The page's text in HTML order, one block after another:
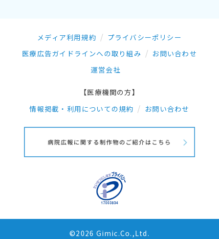
メディア利用規約
プライバシーポリシー
医療広告ガイドラインへの取り組み
お問い合わせ
運営会社
【医療機関の方】
情報掲載・利用についての規約
お問い合わせ
©2026 Gimic.Co.,Ltd.